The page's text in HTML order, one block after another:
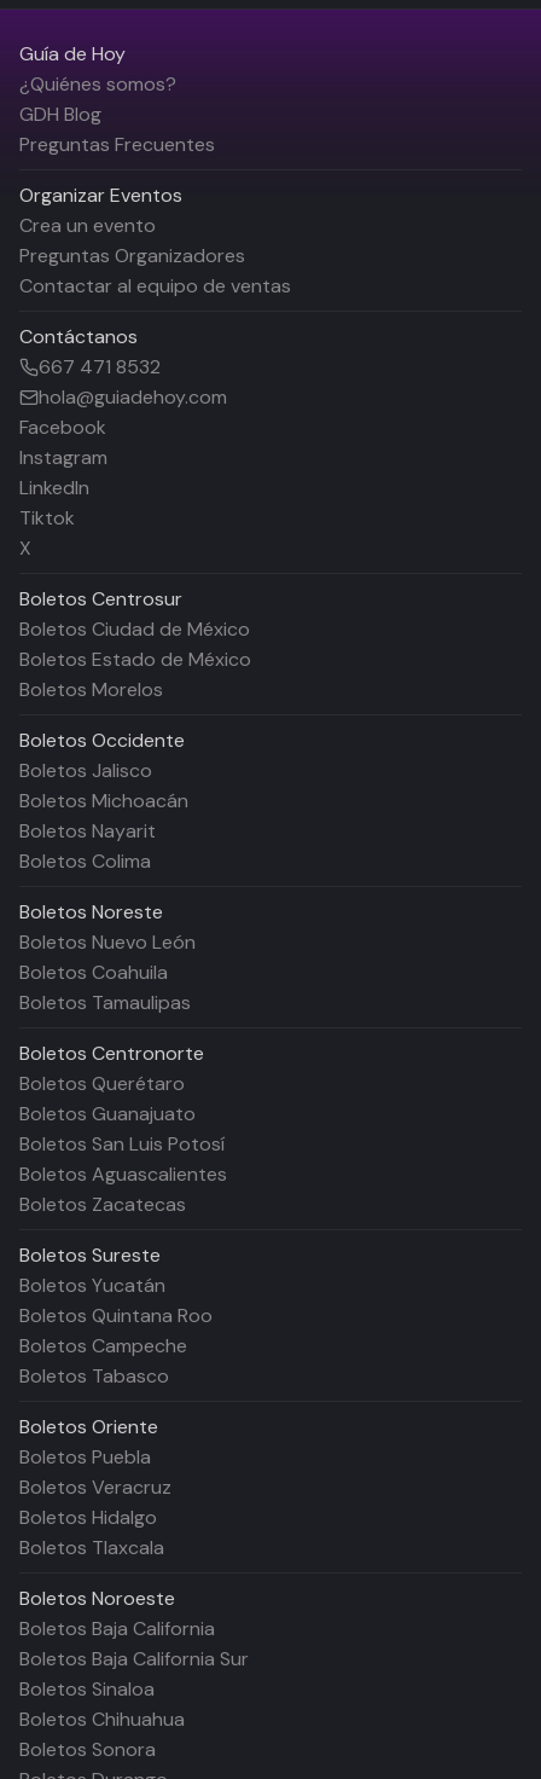
Guía de Hoy
¿Quiénes somos?
GDH Blog
Preguntas Frecuentes
Organizar Eventos
Crea un evento
Preguntas Organizadores
Contactar al equipo de ventas
Contáctanos
667 471 8532
hola@guiadehoy.com
Facebook
Instagram
LinkedIn
Tiktok
X
Boletos Centrosur
Boletos Ciudad de México
Boletos Estado de México
Boletos Morelos
Boletos Occidente
Boletos Jalisco
Boletos Michoacán
Boletos Nayarit
Boletos Colima
Boletos Noreste
Boletos Nuevo León
Boletos Coahuila
Boletos Tamaulipas
Boletos Centronorte
Boletos Querétaro
Boletos Guanajuato
Boletos San Luis Potosí
Boletos Aguascalientes
Boletos Zacatecas
Boletos Sureste
Boletos Yucatán
Boletos Quintana Roo
Boletos Campeche
Boletos Tabasco
Boletos Oriente
Boletos Puebla
Boletos Veracruz
Boletos Hidalgo
Boletos Tlaxcala
Boletos Noroeste
Boletos Baja California
Boletos Baja California Sur
Boletos Sinaloa
Boletos Chihuahua
Boletos Sonora